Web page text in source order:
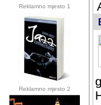
Reklamno mjesto 1
Reklamno mjesto 2